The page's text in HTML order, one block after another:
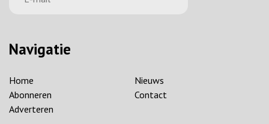
Navigatie
Home
Nieuws
Abonneren
Contact
Adverteren